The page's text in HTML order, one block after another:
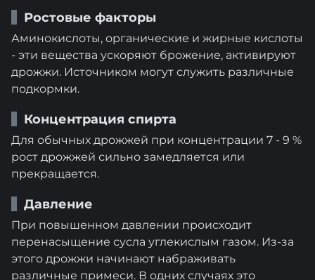
Ростовые факторы
Аминокислоты, органические и жирные кислоты
- эти вещества ускоряют брожение, активируют
дрожжи. Источником могут служить различные
подкормки.
Концентрация спирта
Для обычных дрожжей при концентрации 7 - 9 %
рост дрожжей сильно замедляется или
прекращается.
Давление
При повышенном давлении происходит
перенасыщение сусла углекислым газом. Из-за
этого дрожжи начинают набраживать
различные примеси. В одних случаях это